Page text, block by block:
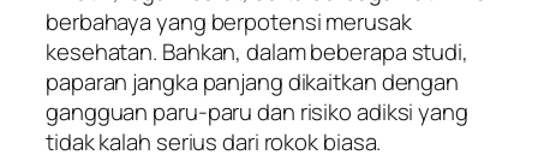
berbahaya yang berpotensi merusak
kesehatan. Bahkan, dalam beberapa studi,
paparan jangka panjang dikaitkan dengan
gangguan paru-paru dan risiko adiksi yang
tidak kalah serius dari rokok biasa.